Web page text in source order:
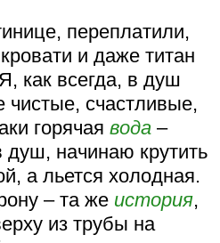
переплатили,
и даже титан
как всегда, в душ
чистые, счастливые,
горячаявода –
начинаю крутить
а льется холодная.
– та же история,
из трубы на